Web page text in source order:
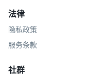
法律
隐私政策
服务条款
社群